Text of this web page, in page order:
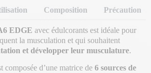
Composition Précaution
EDGE avec édulcorants est idéale pour
la musculation et qui souhaitent
et développer leur musculature.
composée d’une matrice de 6 sources de